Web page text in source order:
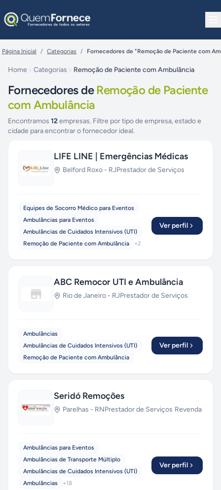
Página Inicial / Categorias / Fornecedores de "Remoção de Paciente com
Home Categorias Remoção de Paciente com Ambulância
Fornecedores de Remoção de Paciente
com Ambulância
Encontramos 12empresas. Filtre por tipo de empresa, estado e
cidade para encontrar o fornecedor ideal.
LIFE LINE | Emergências Médicas
Belford Roxo - RJPrestador de Serviços
Equipes de Socorro Médico para Eventos
Ambulâncias para Eventos
Ambulâncias de Cuidados Intensivos (UTI)
Remoção de Paciente com Ambulância
+2
Ver perfil
ABC Remocor UTI e Ambulância
Rio de Janeiro - RJPrestador de Serviços
Ambulâncias
Ambulâncias de Cuidados Intensivos (UTI)
Remoção de Paciente com Ambulância
Ver perfil
Seridó Remoções
Parelhas - RNPrestador de Serviços·Revenda
Ambulâncias para Eventos
Ambulâncias de Transporte Múltiplo
Ambulâncias de Cuidados Intensivos (UTI)
Ambulâncias
+18
Ver perfil